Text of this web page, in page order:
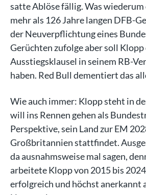
satte Ablöse fällig. Was
mehr als 126 Jahre langen DFB-
der Neuverpflichtung eines
Gerüchten zufolge aber soll Klopp
Ausstiegsklausel in seinem RB-
haben. Red Bull dementiert das
Wie auch immer: Klopp steht in
will ins Rennen gehen als
Perspektive, sein Land zur EM
Großbritannien stattfindet.
da ausnahmsweise mal sagen,
arbeitete Klopp von 2015 bis
erfolgreich und höchst anerkannt